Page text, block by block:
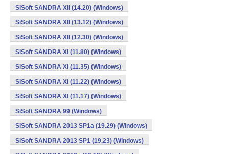
SiSoft SANDRA XII (14.20) (Windows)
SiSoft SANDRA XII (13.12) (Windows)
SiSoft SANDRA XII (12.30) (Windows)
SiSoft SANDRA XI (11.80) (Windows)
SiSoft SANDRA XI (11.35) (Windows)
SiSoft SANDRA XI (11.22) (Windows)
SiSoft SANDRA XI (11.17) (Windows)
SiSoft SANDRA 99 (Windows)
SiSoft SANDRA 2013 SP1a (19.29) (Windows)
SiSoft SANDRA 2013 SP1 (19.23) (Windows)